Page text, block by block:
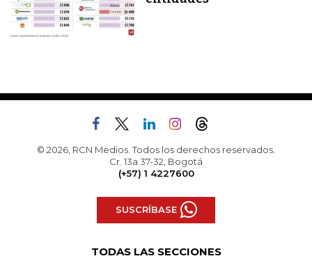
© 2026, RCN Medios. Todos los derechos reservados.
Cr. 13a 37-32, Bogotá
(+57) 1 4227600
SUSCRÍBASE
TODAS LAS SECCIONES